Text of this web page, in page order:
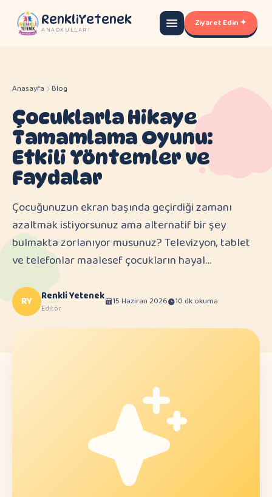
RenkliYetenek
ANAOKULLARI
Ziyaret Edin ✦
Anasayfa Blog
Çocuklarla Hikaye
Tamamlama Oyunu:
Etkili Yöntemler ve
Faydalar
Çocuğunuzun ekran başında geçirdiği zamanı
azaltmak istiyorsunuz ama alternatif bir şey
bulmakta zorlanıyor musunuz? Televizyon, tablet
ve telefonlar maalesef çocukların hayal…
RY Renkli Yetenek
Editör
15 Haziran 2026 10 dk okuma